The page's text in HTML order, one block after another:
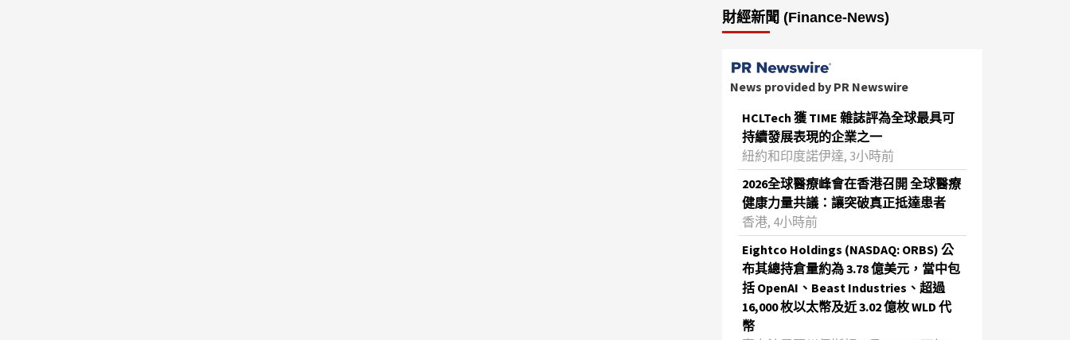
財經新聞 (Finance-News)
News provided by PR Newswire
HCLTech 獲 TIME 雜誌評為全球最具可
持續發展表現的企業之一
紐約和印度諾伊達, 3小時前
2026全球醫療峰會在香港召開 全球醫療
健康力量共議：讓突破真正抵達患者
香港, 4小時前
Eightco Holdings (NASDAQ: ORBS) 公
布其總持倉量約為 3.78 億美元，當中包
括 OpenAI、Beast Industries、超過
16,000 枚以太幣及近 3.02 億枚 WLD 代
幣